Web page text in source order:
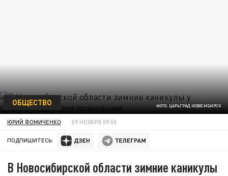
ФОТО: ЦАРЬГРАД НОВОСИБИРСК
ОБЩЕСТВО
ЮРИЙ ФОМИЧЕНКО 09 НОЯБРЯ 09:50
ПОДПИШИТЕСЬ:
В Новосибирской области зимние каникулы